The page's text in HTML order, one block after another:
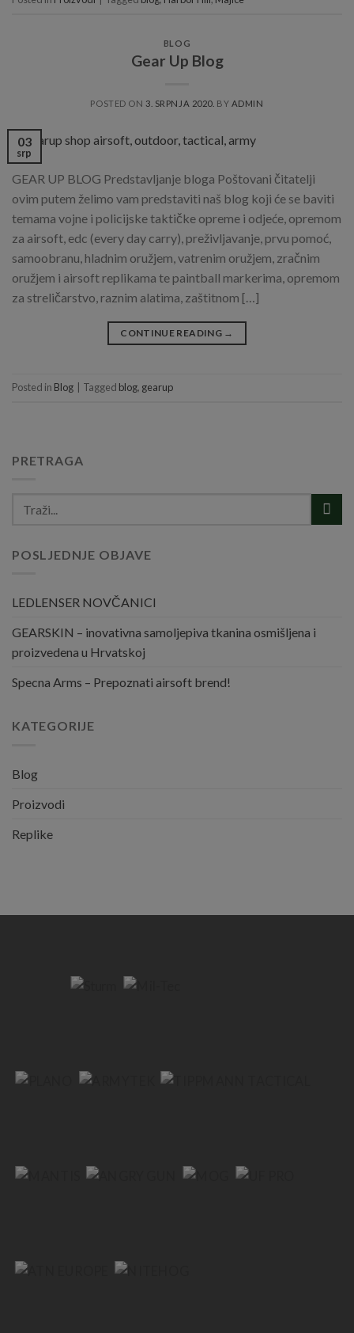
BLOG
Gear Up Blog
POSTED ON 3. SRPNJA 2020. BY ADMIN
03
srp
GEAR UP BLOG Predstavljanje bloga Poštovani čitatelji
ovim putem želimo vam predstaviti naš blog koji će se baviti
temama vojne i policijske taktičke opreme i odjeće, opremom
za airsoft, edc (every day carry), preživljavanje, prvu pomoć,
samoobranu, hladnim oružjem, vatrenim oružjem, zračnim
oružjem i airsoft replikama te paintball markerima, opremom
za streličarstvo, raznim alatima, zaštitnom […]
CONTINUE READING →
Posted in Blog Tagged blog, gearup
PRETRAGA
POSLJEDNJE OBJAVE
LEDLENSER NOVČANICI
GEARSKIN – inovativna samoljepiva tkanina osmišljena i
proizvedena u Hrvatskoj
Specna Arms – Prepoznati airsoft brend!
KATEGORIJE
Blog
Proizvodi
Replike